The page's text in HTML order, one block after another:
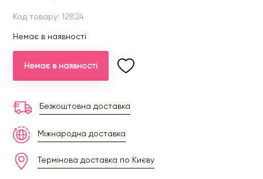
Код товару: 12824
Немає в наявності
Немає в наявності
Безкоштовна доставка
Міжнародна доставка
Термінова доставка по Києву